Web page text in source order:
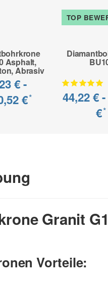
Asphalt,
Abrasiv
€ -
€*
TOP
44,22 € -
€*
Granit
Vorteile: